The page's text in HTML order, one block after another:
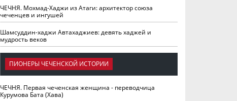
ЧЕЧНЯ. Мохмад-Хаджи из Атаги: архитектор союза
чеченцев и ингушей
Шамсуддин-хаджи Автахаджиев: девять хаджей и
мудрость веков
ПИОНЕРЫ ЧЕЧЕНСКОЙ ИСТОРИИ
ЧЕЧНЯ. Первая чеченская женщина - переводчица
Курумова Бата (Хава)